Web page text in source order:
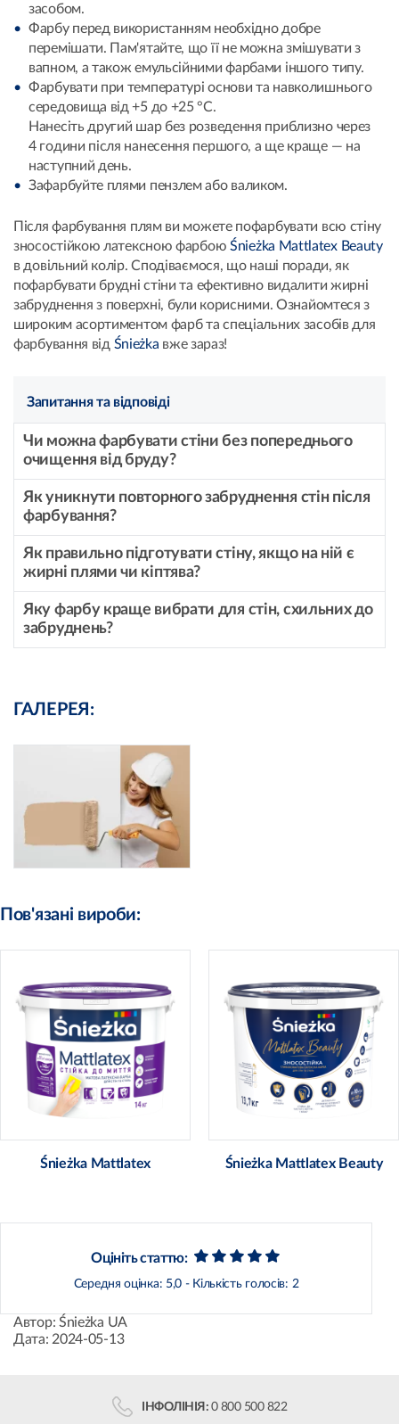
засобом.
Фарбу перед використанням необхідно добре
перемішати. Пам'ятайте, що її не можна змішувати з
вапном, а також емульсійними фарбами іншого типу.
Фарбувати при температурі основи та навколишнього
середовища від +5 до +25 °С.
Нанесіть другий шар без розведення приблизно через
4 години після нанесення першого, а ще краще — на
наступний день.
Зафарбуйте плями пензлем або валиком.
Після фарбування плям ви можете пофарбувати всю стіну
зносостійкою латексною фарбою Śnieżka Mattlatex Beauty
в довільний колір. Сподіваємося, що наші поради, як
пофарбувати брудні стіни та ефективно видалити жирні
забруднення з поверхні, були корисними. Ознайомтеся з
широким асортиментом фарб та спеціальних засобів для
фарбування від Śnieżka вже зараз!
Запитання та відповіді
Чи можна фарбувати стіни без попереднього
очищення від бруду?
Як уникнути повторного забруднення стін після
фарбування?
Як правильно підготувати стіну, якщо на ній є
жирні плями чи кіптява?
Яку фарбу краще вибрати для стін, схильних до
забруднень?
ГАЛЕРЕЯ:
Пов'язані вироби:
Śnieżka Mattlatex Śnieżka Mattlatex Beauty
Оцініть статтю:
Середня оцінка: 5,0 - Кількість голосів: 2
Автор: Śnieżka UA
Дата: 2024-05-13
ІНФОЛІНІЯ: 0 800 500 822